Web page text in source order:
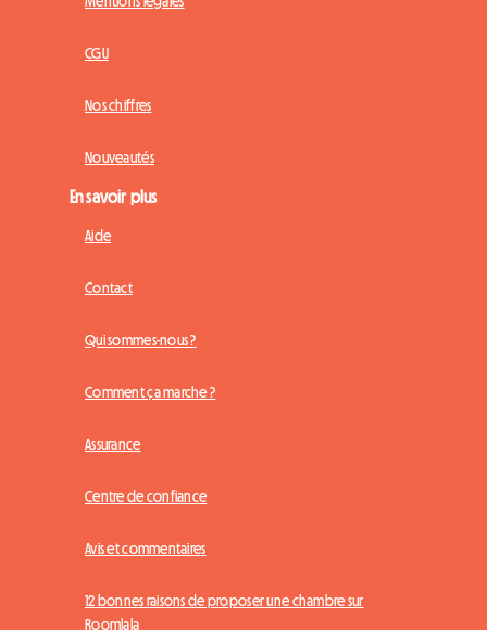
CGU
Nos chiffres
Nouveautés
En savoir plus
Aide
Contact
Qui sommes-nous ?
Comment ça marche ?
Assurance
Centre de confiance
Avis et commentaires
12 bonnes raisons de proposer une chambre sur
Roomlala